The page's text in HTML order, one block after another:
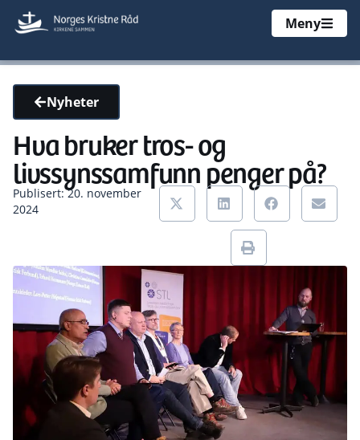
Meny
Nyheter
Hva bruker tros- og
livssynssamfunn penger på?
Publisert: 20. november
2024